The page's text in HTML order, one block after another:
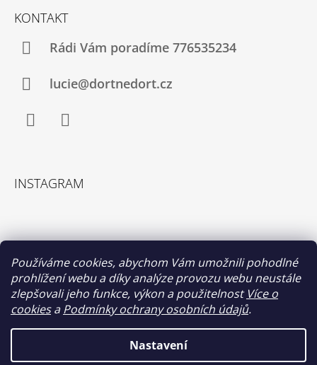
Používáme cookies, abychom Vám umožnili pohodlné
prohlížení webu a díky analýze provozu webu neustále
zlepšovali jeho funkce, výkon a použitelnost Více o
cookiesaPodmínky ochrany osobních údajů.
Nastavení
Vážení zákazníci od 2. do 7. srpna není z technických důvodů
KONTAKT
Rádi Vám poradíme 776535234
lucie@dortnedort.cz
INSTAGRAM